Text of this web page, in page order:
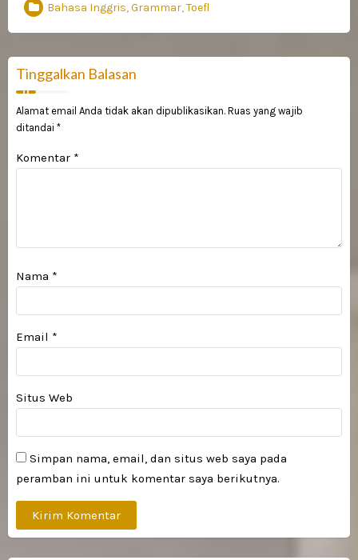
Bahasa Inggris,Grammar,Toefl
Tinggalkan Balasan
Alamat email Anda tidak akan dipublikasikan. Ruas yang wajib
ditandai *
Komentar *
Nama *
Email *
Situs Web
Simpan nama, email, dan situs web saya pada
peramban ini untuk komentar saya berikutnya.